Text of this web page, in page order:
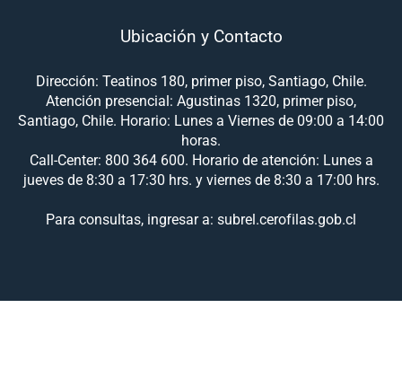
Ubicación y Contacto
Dirección: Teatinos 180, primer piso, Santiago, Chile.
Atención presencial: Agustinas 1320, primer piso,
Santiago, Chile. Horario: Lunes a Viernes de 09:00 a 14:00
horas.
Call-Center: 800 364 600. Horario de atención: Lunes a
jueves de 8:30 a 17:30 hrs. y viernes de 8:30 a 17:00 hrs.
Para consultas, ingresar a: subrel.cerofilas.gob.cl